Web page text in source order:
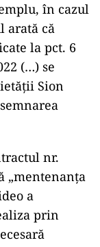
în cazul
arată că
la pct. 6
(…) se
Sion
nr.
„mentenanţa
a
prin